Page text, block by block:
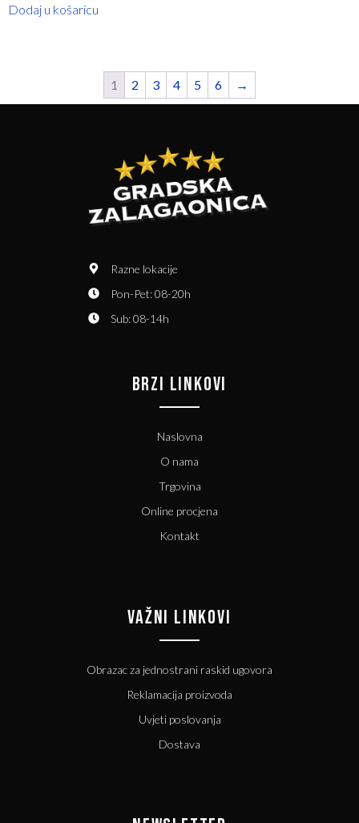
Dodaj u košaricu
1 2 3 4 5 6 →
Razne lokacije
Pon-Pet: 08-20h
Sub: 08-14h
BRZI LINKOVI
Naslovna
O nama
Trgovina
Online procjena
Kontakt
VAŽNI LINKOVI
Obrazac za jednostrani raskid ugovora
Reklamacija proizvoda
Uvjeti poslovanja
Dostava